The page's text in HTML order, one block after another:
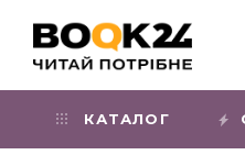
КАТАЛОГ